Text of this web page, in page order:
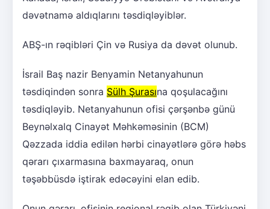
dəvətnamə aldıqlarını təsdiqləyiblər.
ABŞ-ın rəqibləri Çin və Rusiya da dəvət olunub.
İsrail Baş nazir Benyamin Netanyahunun
təsdiqindən sonra Sülh Şurasına qoşulacağını
təsdiqləyib. Netanyahunun ofisi çərşənbə günü
Beynəlxalq Cinayət Məhkəməsinin (BCM)
Qəzzada iddia edilən hərbi cinayətlərə görə həbs
qərarı çıxarmasına baxmayaraq, onun
təşəbbüsdə iştirak edəcəyini elan edib.